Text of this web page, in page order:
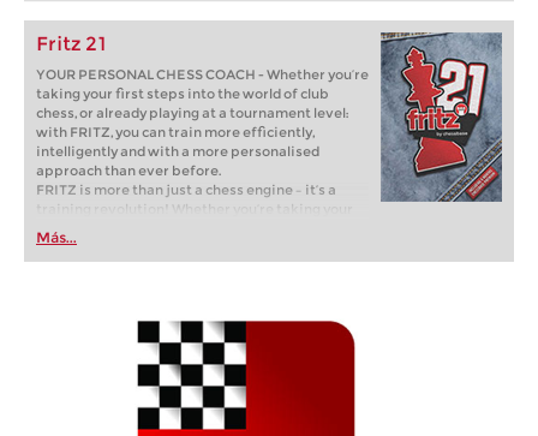
Fritz 21
YOUR PERSONAL CHESS COACH - Whether you’re
taking your first steps into the world of club
chess, or already playing at a tournament level:
with FRITZ, you can train more efficiently,
intelligently and with a more personalised
approach than ever before.
FRITZ is more than just a chess engine – it’s a
training revolution! Whether you’re taking your
first steps into the world of club chess, or already
playing at a tournament level: with FRITZ, you can
train more efficiently, intelligently and with a
Más...